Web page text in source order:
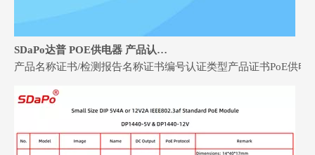
产品名称证书/检测报告名称证书编号认证类型产品证书PoE供电